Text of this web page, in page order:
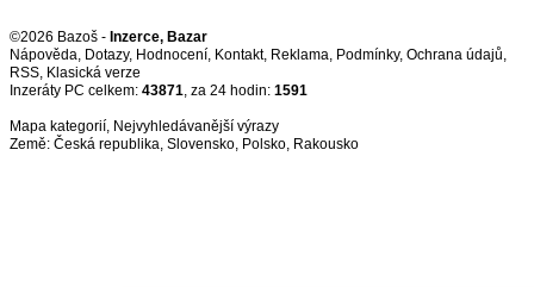
©2026 Bazoš - Inzerce, Bazar
Nápověda, Dotazy, Hodnocení, Kontakt, Reklama, Podmínky, Ochrana údajů,
RSS,
Inzeráty PC celkem: 43871, za 24 hodin: 1591
Mapa kategorií, Nejvyhledávanější výrazy
Země: Česká republika, Slovensko, Polsko, Rakousko